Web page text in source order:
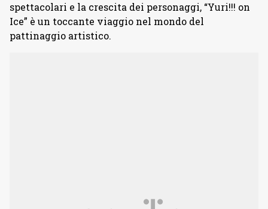
spettacolari e la crescita dei personaggi, “Yuri!!! on
Ice” è un toccante viaggio nel mondo del
pattinaggio artistico.